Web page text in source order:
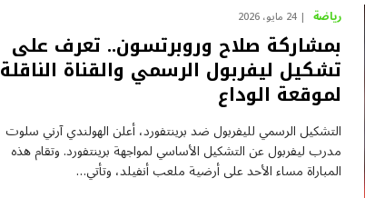
رياضة 24 مايو، 2026
بمشاركة صلاح وروبرتسون.. تعرف على
تشكيل ليفربول الرسمي والقناة الناقلة
لموقعة الوداع
التشكيل الرسمي لليفربول ضد برينتفورد، أعلن الهولندي آرني سلوت
مدرب ليفربول عن التشكيل الأساسي لمواجهة برينتفورد. وتقام هذه
المباراة مساء الأحد على أرضية ملعب أنفيلد، وتأتي…